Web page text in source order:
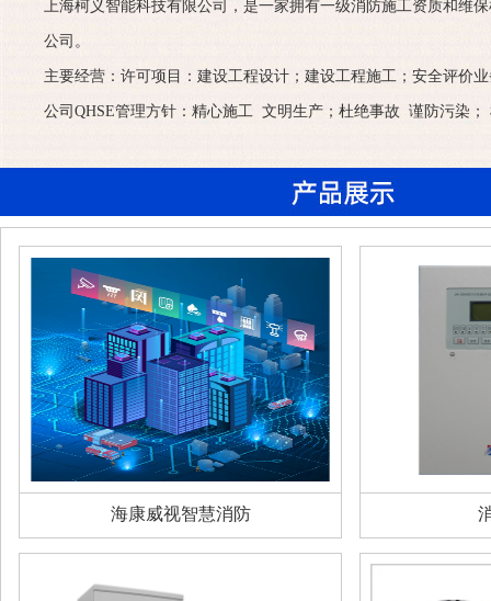
上海柯义智能科技有限公司，是一家拥有一级消防施工资质和维
公司。
主要经营：许可项目：建设工程设计；建设工程施工；安全评价
公司QHSE管理方针：精心施工 文明生产；杜绝事故 谨防污染
海康威视智慧消防